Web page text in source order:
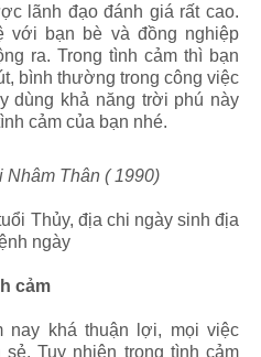
lãnh đạo đánh giá rất cao.
với bạn bè và đồng nghiệp
ra. Trong tình cảm thì bạn
bình thường trong công việc
dùng khả năng trời phú này
cảm của bạn nhé.
Nhâm Thân ( 1990)
Thủy, địa chi ngày sinh địa
ngày
cảm
nay khá thuận lợi, mọi việc
Tuy nhiên trong tình cảm